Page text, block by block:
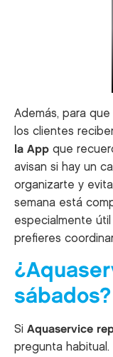
Además, para
los clientes
la App que
avisan si hay un
organizarte y
semana está
especialmente
prefieres
sábados?
Si Aquaservice
pregunta habitual.